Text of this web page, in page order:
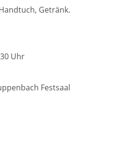
Getränk.
Uhr
Festsaal